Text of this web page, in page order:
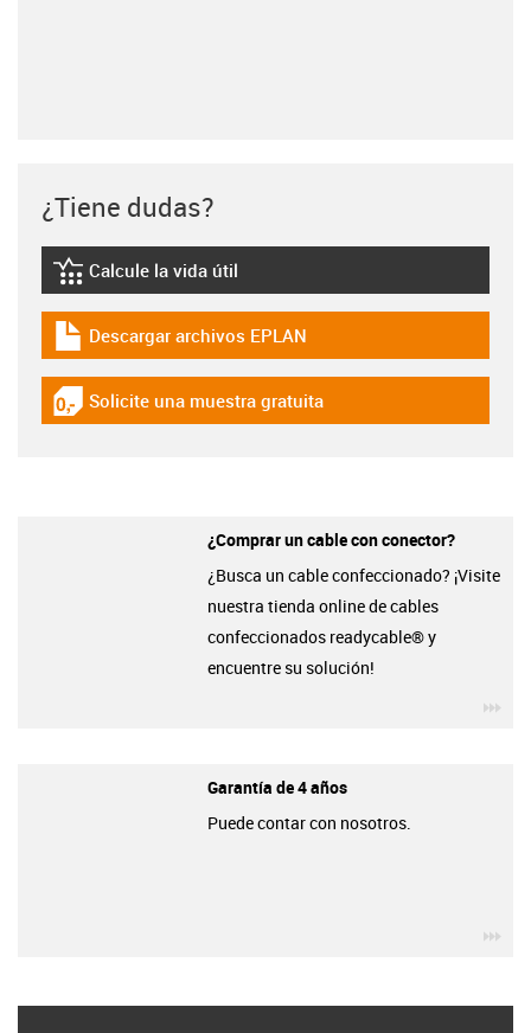
¿Tiene dudas?
igus-icon-lebensdauerrechner
Calcule la vida útil
igus-icon-download-plan
Descargar archivos EPLAN
igus-icon-gratismuster
Solicite una muestra gratuita
¿Comprar un cable con conector?
¿Busca un cable confeccionado? ¡Visite
nuestra tienda online de cables
confeccionados readycable® y
encuentre su solución!
Garantía de 4 años
Puede contar con nosotros.